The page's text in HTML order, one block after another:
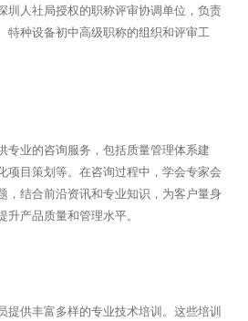
圳人社局授权的职称评审协调单位，负责
特种设备初中高级职称的组织和评审工
专业的咨询服务，包括质量管理体系建
项目策划等。在咨询过程中，学会专家会
，结合前沿资讯和专业知识，为客户量身
产品质量和管理水平。
提供丰富多样的专业技术培训。这些培训